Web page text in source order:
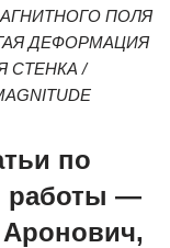
ПОЛЯ
ДЕФОРМАЦИЯ
СТЕНКА /
по
работы —